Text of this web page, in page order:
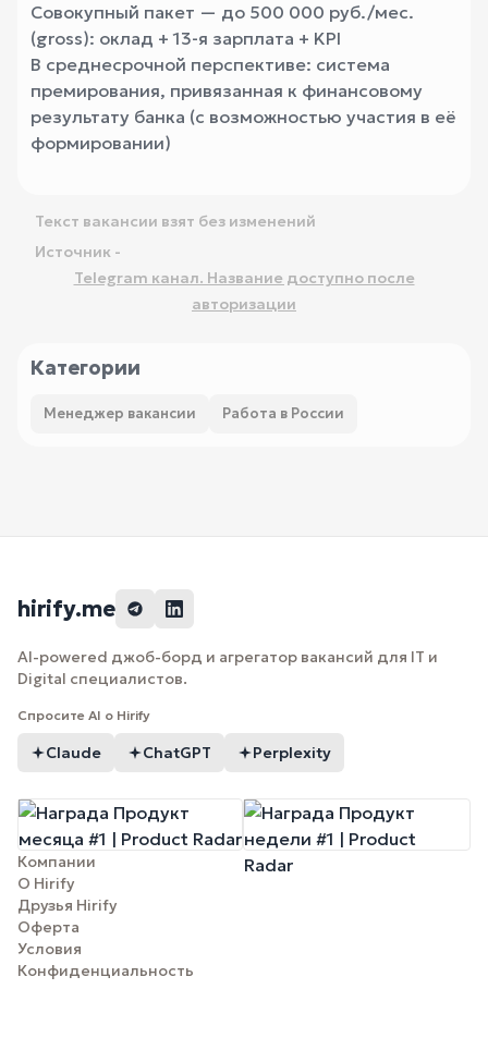
Совокупный пакет — до 500 000 руб./мес.
(gross): оклад + 13-я зарплата + KPI
В среднесрочной перспективе: система
премирования, привязанная к финансовому
результату банка (с возможностью участия в её
формировании)
Текст вакансии взят без изменений
Источник -
Telegram канал. Название доступно после
авторизации
Категории
Менеджер вакансии Работа в России
hirify.me
AI-powered джоб-борд и агрегатор вакансий для IT и
Digital специалистов.
Спросите AI о Hirify
Claude ChatGPT Perplexity
Компании
О Hirify
Друзья Hirify
Оферта
Условия
Конфиденциальность